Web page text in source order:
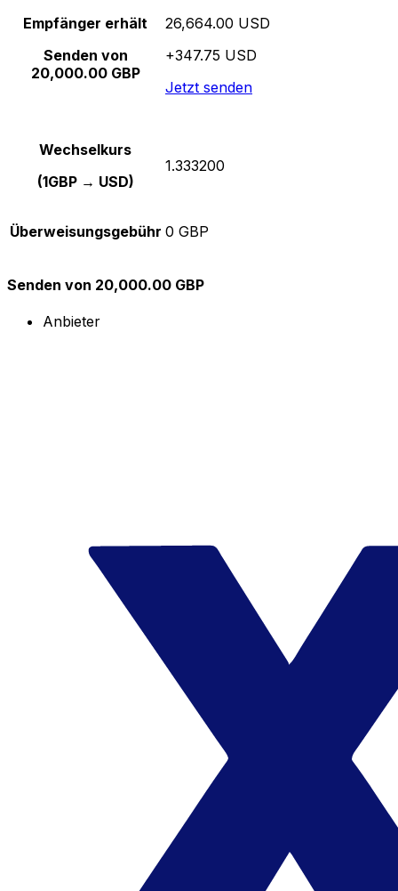
Empfänger erhält
Senden von
20,000.00 GBP
26,664.00 USD
+347.75 USD
Jetzt senden
Wechselkurs
(1GBP → USD)
1.333200
Überweisungsgebühr 0 GBP
Senden von 20,000.00 GBP
Anbieter